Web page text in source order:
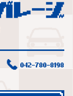
042-780-8198